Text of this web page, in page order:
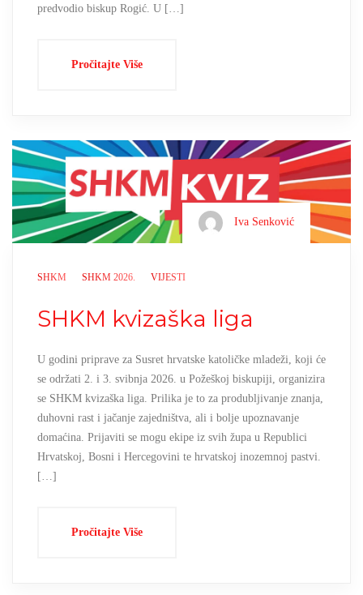
predvodio biskup Rogić. U […]
Pročitajte Više
Iva Senković
SHKM SHKM 2026. VIJESTI
SHKM kvizaška liga
U godini priprave za Susret hrvatske katoličke mladeži, koji će
se održati 2. i 3. svibnja 2026. u Požeškoj biskupiji, organizira
se SHKM kvizaška liga. Prilika je to za produbljivanje znanja,
duhovni rast i jačanje zajedništva, ali i bolje upoznavanje
domaćina. Prijaviti se mogu ekipe iz svih župa u Republici
Hrvatskoj, Bosni i Hercegovini te hrvatskoj inozemnoj pastvi.
[…]
Pročitajte Više